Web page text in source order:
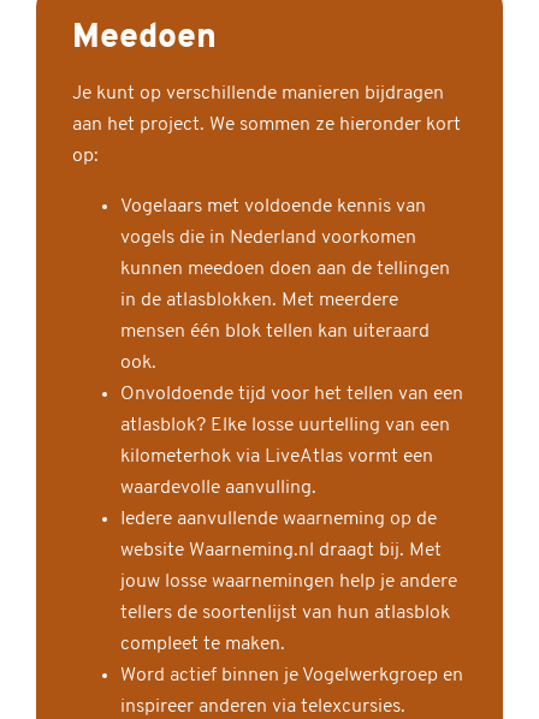
Meedoen
Je kunt op verschillende manieren bijdragen
aan het project. We sommen ze hieronder kort
op:
Vogelaars met voldoende kennis van
vogels die in Nederland voorkomen
kunnen meedoen doen aan de tellingen
in de atlasblokken. Met meerdere
mensen één blok tellen kan uiteraard
ook.
Onvoldoende tijd voor het tellen van een
atlasblok? Elke losse uurtelling van een
kilometerhok via LiveAtlas vormt een
waardevolle aanvulling.
Iedere aanvullende waarneming op de
website Waarneming.nl draagt bij. Met
jouw losse waarnemingen help je andere
tellers de soortenlijst van hun atlasblok
compleet te maken.
Word actief binnen je Vogelwerkgroep en
inspireer anderen via telexcursies.